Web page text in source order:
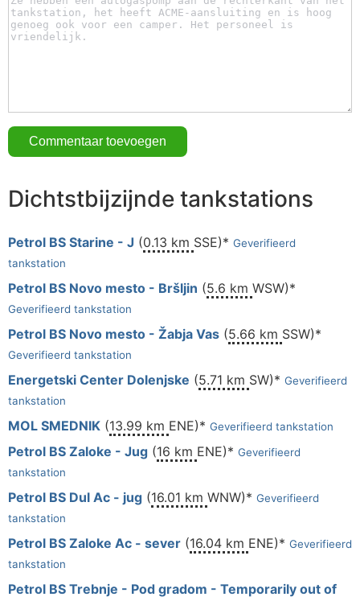
Dichtstbijzijnde tankstations
Petrol BS Starine - J (0.13 km SSE)* Geverifieerd
tankstation
Petrol BS Novo mesto - Bršljin (5.6 km WSW)*
Geverifieerd tankstation
Petrol BS Novo mesto - Žabja Vas (5.66 km SSW)*
Geverifieerd tankstation
Energetski Center Dolenjske (5.71 km SW)* Geverifieerd
tankstation
MOL SMEDNIK (13.99 km ENE)* Geverifieerd tankstation
Petrol BS Zaloke - Jug (16 km ENE)* Geverifieerd
tankstation
Petrol BS Dul Ac - jug (16.01 km WNW)* Geverifieerd
tankstation
Petrol BS Zaloke Ac - sever (16.04 km ENE)* Geverifieerd
tankstation
Petrol BS Trebnje - Pod gradom - Temporarily out of